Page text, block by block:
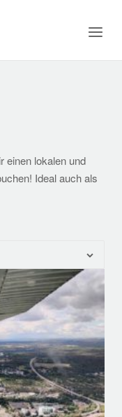
Menu
einen lokalen und
Ideal auch als